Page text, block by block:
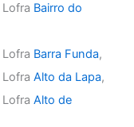
Bairro do
Barra Funda,
LofraAlto da Lapa,
LofraAlto de